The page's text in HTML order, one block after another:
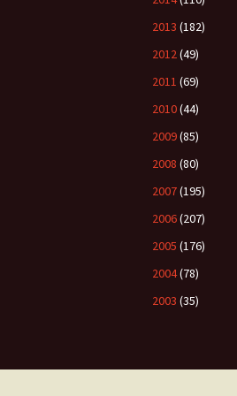
2013 (182)
2012(49)
2011 (69)
2010(44)
2009(85)
2008 (80)
2007(195)
2006(207)
2005 (176)
2004(78)
2003 (35)